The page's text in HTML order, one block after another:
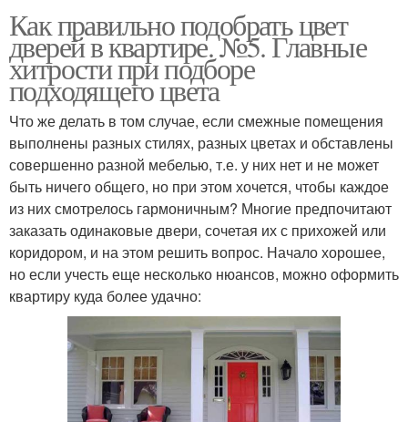
Как правильно подобрать цвет
дверей в квартире. №5. Главные
хитрости при подборе
подходящего цвета
Что же делать в том случае, если смежные помещения
выполнены разных стилях, разных цветах и обставлены
совершенно разной мебелью, т.е. у них нет и не может
быть ничего общего, но при этом хочется, чтобы каждое
из них смотрелось гармоничным? Многие предпочитают
заказать одинаковые двери, сочетая их с прихожей или
коридором, и на этом решить вопрос. Начало хорошее,
но если учесть еще несколько нюансов, можно оформить
квартиру куда более удачно: